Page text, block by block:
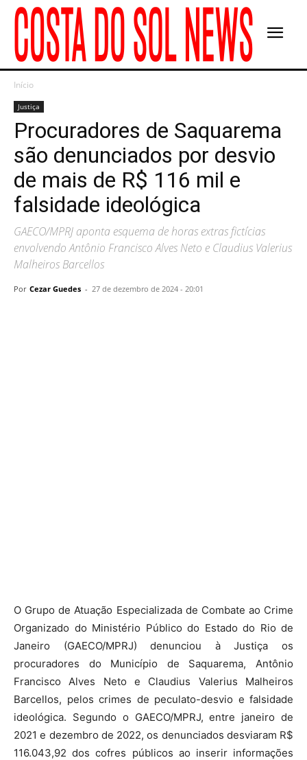
Início
Justiça
Procuradores de Saquarema
são denunciados por desvio
de mais de R$ 116 mil e
falsidade ideológica
GAECO/MPRJ aponta esquema de horas extras fictícias
envolvendo Antônio Francisco Alves Neto e Claudius Valerius
Malheiros Barcellos
Por Cezar Guedes - 27 de dezembro de 2024 - 20:01
O Grupo de Atuação Especializada de Combate ao Crime
Organizado do Ministério Público do Estado do Rio de
Janeiro (GAECO/MPRJ) denunciou à Justiça os
procuradores do Município de Saquarema, Antônio
Francisco Alves Neto e Claudius Valerius Malheiros
Barcellos, pelos crimes de peculato-desvio e falsidade
ideológica. Segundo o GAECO/MPRJ, entre janeiro de
2021 e dezembro de 2022, os denunciados desviaram R$
116.043,92 dos cofres públicos ao inserir informações